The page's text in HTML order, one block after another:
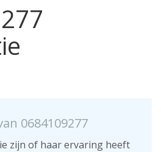
0684109277
zijn of haar ervaring heeft